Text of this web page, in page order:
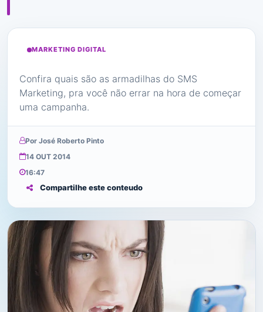
MARKETING DIGITAL
Confira quais são as armadilhas do SMS
Marketing, pra você não errar na hora de começar
uma campanha.
Por José Roberto Pinto
14 OUT 2014
16:47
Compartilhe este conteudo